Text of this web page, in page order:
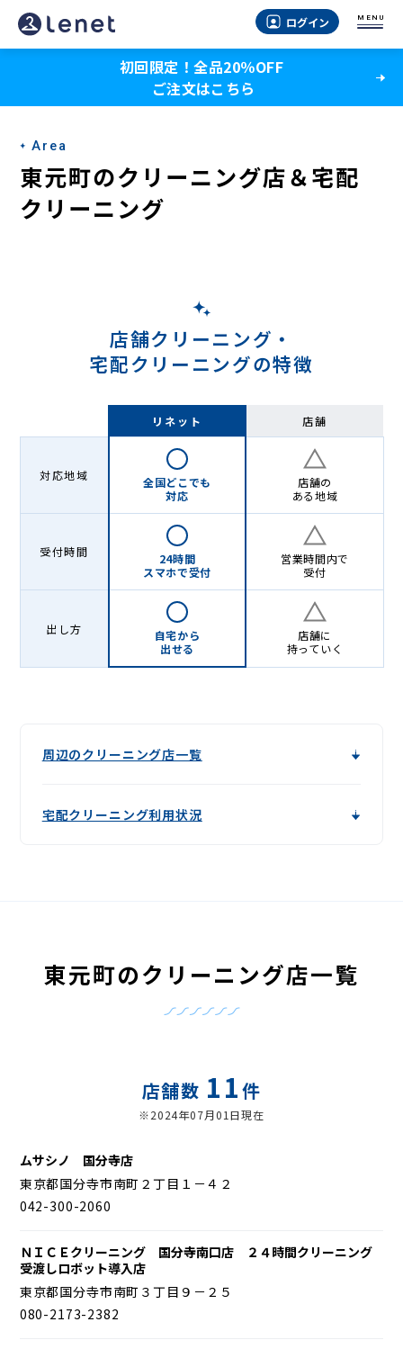
東
元
の
宅
配
ク
Lenet〈リ
ログイン MENU
初回限定！全品20％OFF
ご注文はこちら
Area
東元町のクリーニング店＆宅配
クリーニング
店舗クリーニング・
宅配クリーニングの特徴
リネット 店舗
対応地域
全国どこでも
対応
店舗の
ある地域
受付時間
24時間
スマホで受付
営業時間内で
受付
出し方
自宅から
出せる
店舗に
持っていく
周辺のクリーニング店一覧
宅配クリーニング利用状況
東元町のクリーニング店一覧
店舗数 11件
※2024年07月01日現在
ムサシノ 国分寺店
東京都国分寺市南町２丁目１－４２
042-300-2060
ＮＩＣＥクリーニング 国分寺南口店 ２４時間クリーニング
受渡しロボット導入店
東京都国分寺市南町３丁目９－２５
080-2173-2382